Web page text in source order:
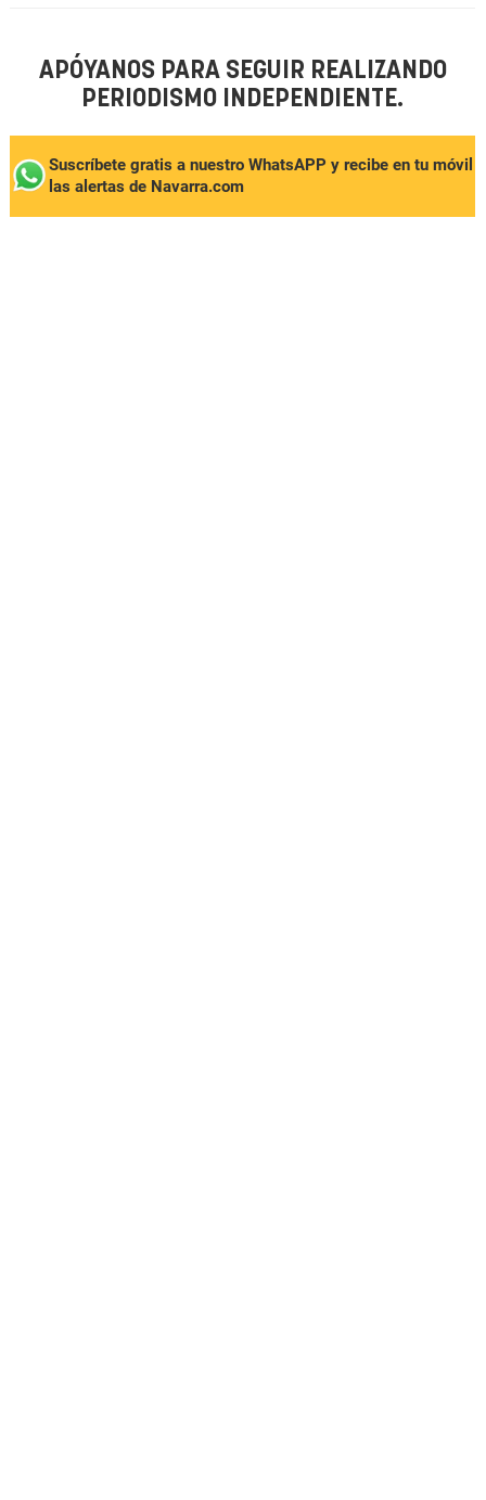
APÓYANOS PARA SEGUIR REALIZANDO
PERIODISMO INDEPENDIENTE.
Suscríbete gratis a nuestro WhatsAPP y recibe en tu móvil
las alertas de Navarra.com